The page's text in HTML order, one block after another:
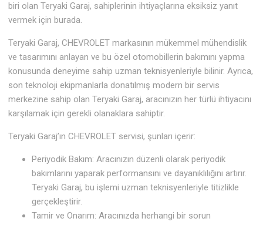
biri olan Teryaki Garaj, sahiplerinin ihtiyaçlarına eksiksiz yanıt
vermek için burada.
Teryaki Garaj, CHEVROLET markasının mükemmel mühendislik
ve tasarımını anlayan ve bu özel otomobillerin bakımını yapma
konusunda deneyime sahip uzman teknisyenleriyle bilinir. Ayrıca,
son teknoloji ekipmanlarla donatılmış modern bir servis
merkezine sahip olan Teryaki Garaj, aracınızın her türlü ihtiyacını
karşılamak için gerekli olanaklara sahiptir.
Teryaki Garaj’ın CHEVROLET servisi, şunları içerir:
Periyodik Bakım: Aracınızın düzenli olarak periyodik
bakımlarını yaparak performansını ve dayanıklılığını artırır.
Teryaki Garaj, bu işlemi uzman teknisyenleriyle titizlikle
gerçekleştirir.
Tamir ve Onarım: Aracınızda herhangi bir sorun